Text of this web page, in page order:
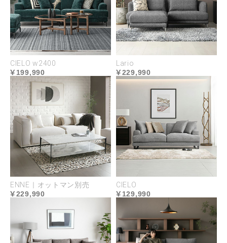
CIELO w2400
199,990
Lario
229,990
ENNE｜オットマン別売
229,990
CIELO
129,990